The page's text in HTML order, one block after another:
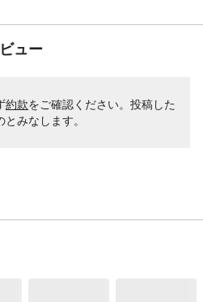
ュー
約款をご確認ください。投稿した
みなします。